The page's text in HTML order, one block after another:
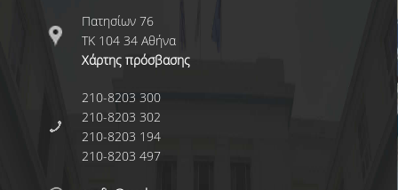
ΕΙΔΙΚΟΙ ΕΠΙΣΤΗΜΟΝΕΣ
Ε.ΔΙ.Π
ΔΙΟΙΚΗΤΙΚΟ ΠΡΟΣΩΠΙΚΟ
ΥΠΟΨΗΦΙΟΙ ΔΙΔΑΚΤΟΡΕΣ
Πατησίων 76
ΤΚ 104 34 Αθήνα
Χάρτης πρόσβασης
210-8203 300
210-8203 302
210-8203 194
210-8203 497